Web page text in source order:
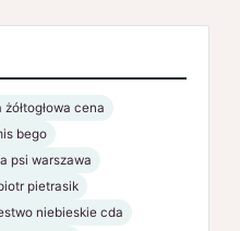
cena
bego
psi warszawa
pietrasik
niebieskie cda